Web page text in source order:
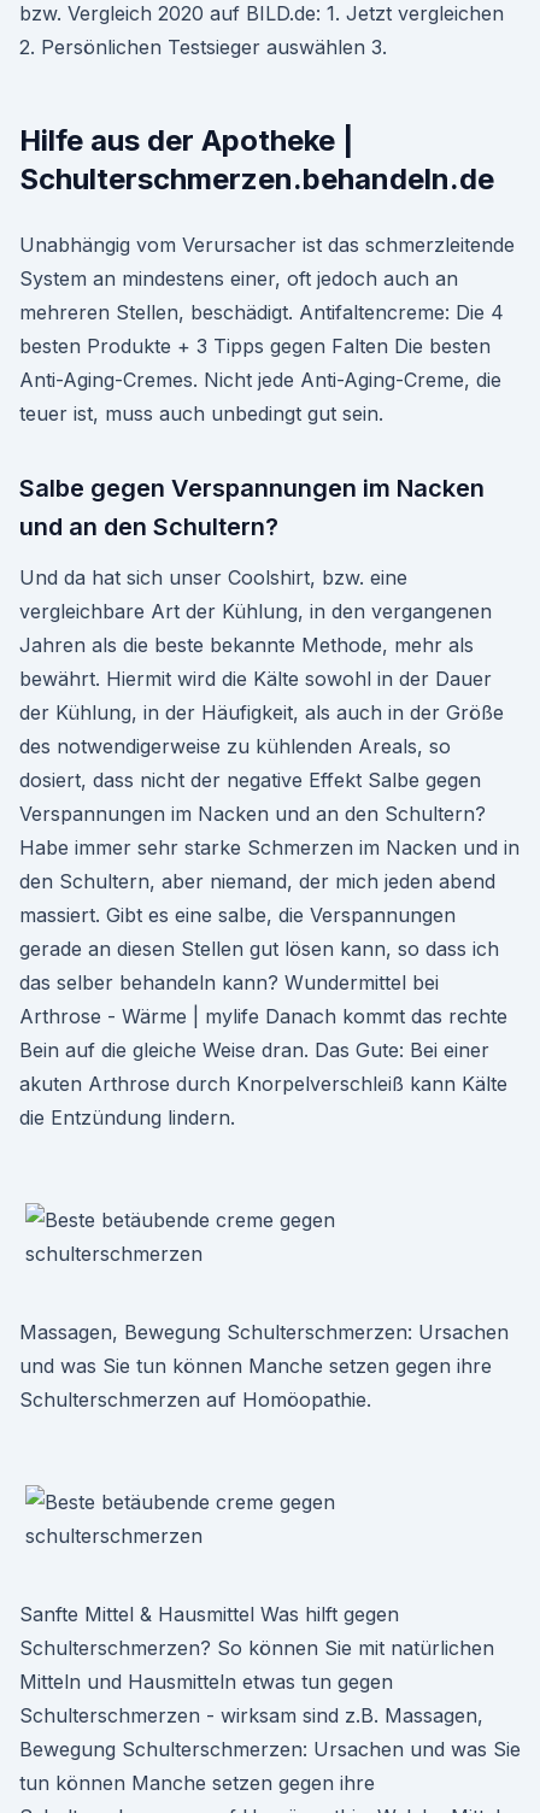
bzw. Vergleich 2020 auf BILD.de: 1. Jetzt vergleichen
2. Persönlichen Testsieger auswählen 3.
Hilfe aus der Apotheke |
Schulterschmerzen.behandeln.de
Unabhängig vom Verursacher ist das schmerzleitende
System an mindestens einer, oft jedoch auch an
mehreren Stellen, beschädigt. Antifaltencreme: Die 4
besten Produkte + 3 Tipps gegen Falten Die besten
Anti-Aging-Cremes. Nicht jede Anti-Aging-Creme, die
teuer ist, muss auch unbedingt gut sein.
Salbe gegen Verspannungen im Nacken
und an den Schultern?
Und da hat sich unser Coolshirt, bzw. eine
vergleichbare Art der Kühlung, in den vergangenen
Jahren als die beste bekannte Methode, mehr als
bewährt. Hiermit wird die Kälte sowohl in der Dauer
der Kühlung, in der Häufigkeit, als auch in der Größe
des notwendigerweise zu kühlenden Areals, so
dosiert, dass nicht der negative Effekt Salbe gegen
Verspannungen im Nacken und an den Schultern?
Habe immer sehr starke Schmerzen im Nacken und in
den Schultern, aber niemand, der mich jeden abend
massiert. Gibt es eine salbe, die Verspannungen
gerade an diesen Stellen gut lösen kann, so dass ich
das selber behandeln kann? Wundermittel bei
Arthrose - Wärme | mylife Danach kommt das rechte
Bein auf die gleiche Weise dran. Das Gute: Bei einer
akuten Arthrose durch Knorpelverschleiß kann Kälte
die Entzündung lindern.
Massagen, Bewegung Schulterschmerzen: Ursachen
und was Sie tun können Manche setzen gegen ihre
Schulterschmerzen auf Homöopathie.
Sanfte Mittel & Hausmittel Was hilft gegen
Schulterschmerzen? So können Sie mit natürlichen
Mitteln und Hausmitteln etwas tun gegen
Schulterschmerzen - wirksam sind z.B. Massagen,
Bewegung Schulterschmerzen: Ursachen und was Sie
tun können Manche setzen gegen ihre